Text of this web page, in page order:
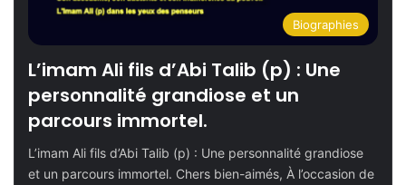
Biographies
L’imam Ali fils d’Abi Talib (p) : Une
personnalité grandiose et un
parcours immortel.
L’imam Ali fils d’Abi Talib (p) : Une personnalité grandiose
et un parcours immortel. Chers bien-aimés, À l’occasion de